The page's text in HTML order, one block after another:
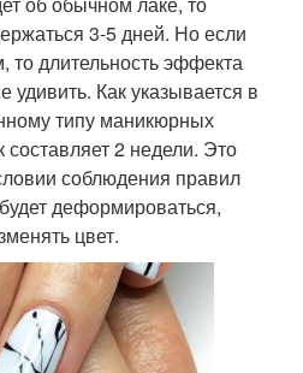
3-5 дней. Но если
то длительность эффекта
Как указывается в
типу маникюрных
2 недели. Это
соблюдения правил
деформироваться,
цвет.